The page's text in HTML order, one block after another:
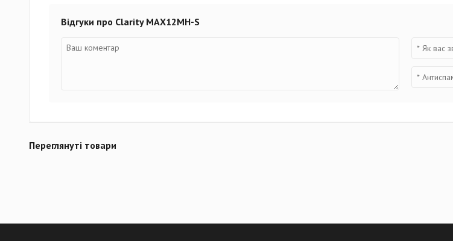
Відгуки про Clarity MAX12MH-S
Переглянуті товари